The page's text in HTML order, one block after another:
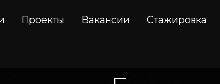
Проекты Вакансии Стажировка